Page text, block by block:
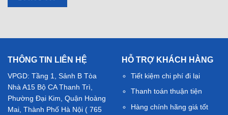
THÔNG TIN LIÊN HỆ
VPGD: Tầng 1, Sảnh B Tòa
Nhà A15 Bộ CA Thanh Trì,
Phường Đại Kim, Quận Hoàng
Mai, Thành Phố Hà Nội ( 765
HỖ TRỢ KHÁCH HÀNG
Tiết kiệm chi phí đi lại
Thanh toán thuận tiện
Hàng chính hãng giá tốt